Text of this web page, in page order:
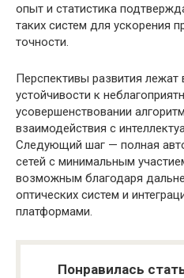
опыт и статистика
таких систем для ускорения
точности.
Перспективы развития лежат
устойчивости к
усовершенствовании
взаимодействия с
Следующий шаг — полная
сетей с минимальным
возможным благодаря
оптических систем и
платформами.
Понравилась